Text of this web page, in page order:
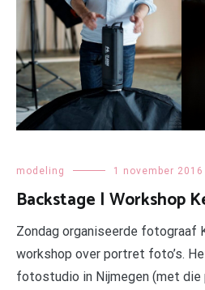
modeling 1 november 2016
Backstage | Workshop
Zondag organiseerde fotograaf
workshop over portret foto’s.
fotostudio in Nijmegen (met die